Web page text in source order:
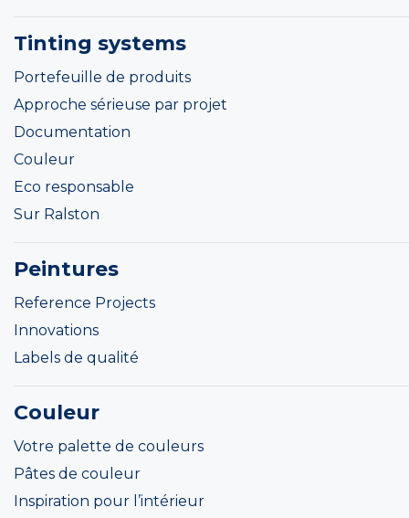
Tinting systems
Portefeuille de produits
Approche sérieuse par projet
Documentation
Couleur
Eco responsable
Sur Ralston
Peintures
Reference Projects
Innovations
Labels de qualité
Couleur
Votre palette de couleurs
Pâtes de couleur
Inspiration pour l’intérieur